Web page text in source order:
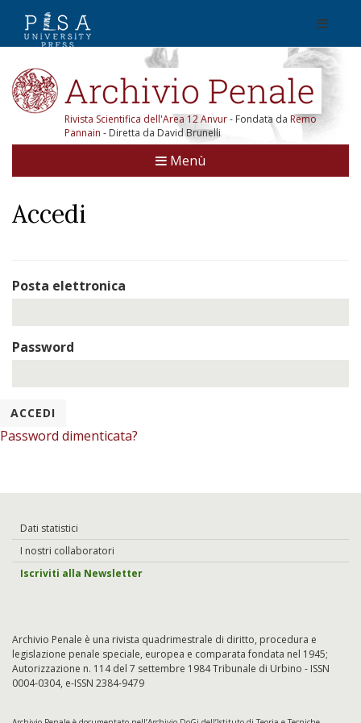
Rivista Scientifica dell'Area 12 Anvur- Fondata da Remo
Pannain - Diretta da David Brunelli
Menù
Accedi
Posta elettronica
Password
Password dimenticata?
Dati statistici
I nostri collaboratori
Iscriviti alla Newsletter
Archivio Penale è una rivista quadrimestrale di diritto, procedura e
legislazione penale speciale, europea e comparata fondata nel 1945;
Autorizzazione n. 114 del 7 settembre 1984 Tribunale di Urbino - ISSN
0004-0304, e-ISSN 2384-9479